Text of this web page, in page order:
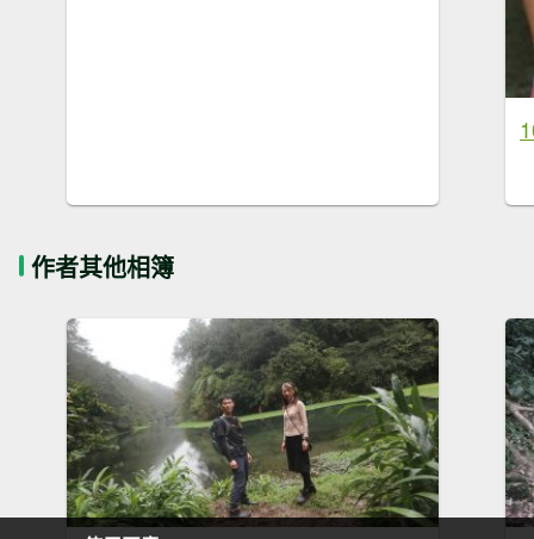
作者其他相簿